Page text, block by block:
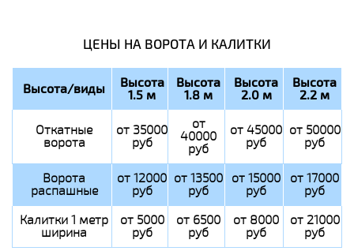
ЦЕНЫ НА ВОРОТА И КАЛИТКИ
Высота/виды Высота
1.5 м
Высота
1.8 м
Высота
2.0 м
Высота
2.2 м
Откатные
ворота
от 35000
руб
от
40000
руб
от 45000
руб
от 50000
руб
Ворота
распашные
от 12000
руб
от 13500
руб
от 15000
руб
от 17000
руб
Калитки 1 метр
ширина
от 5000
руб
от 6500
руб
от 8000
руб
от 21000
руб